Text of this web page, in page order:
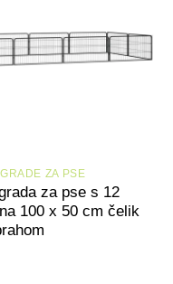
ZA PSE
za pse s 12
100 x 50 cm čelik